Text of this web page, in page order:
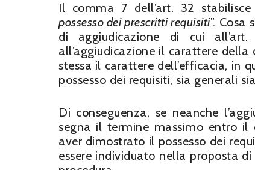
Il comma 7 dell’art. 32 stabilisce
possesso dei prescritti requisiti”. Cosa
di aggiudicazione di cui
all’aggiudicazione il carattere
stessa il carattere dell’efficacia, in
possesso dei requisiti, sia generali
Di conseguenza, se neanche
segna il termine massimo entro il
aver dimostrato il possesso dei
essere individuato nella proposta